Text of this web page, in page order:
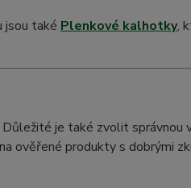
jsou také Plenkové kalhotky,
je také zvolit správnou
ověřené produkty s dobrými